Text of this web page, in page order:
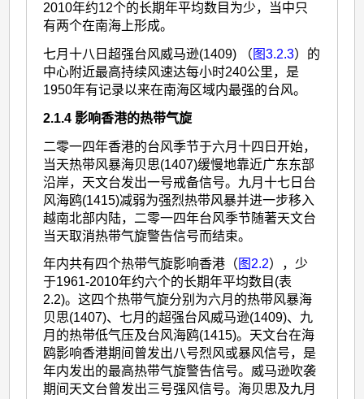
2010年约12个的长期年平均数目为少，当中只
有两个在南海上形成。
七月十八日超强台风威马逊(1409) （ 图3.2.3）的
中心附近最高持续风速达每小时240公里，是
1950年有记录以来在南海区域内最强的台风。
2.1.4 影响香港的热带气旋
二零一四年香港的台风季节于六月十四日开始，
当天热带风暴海贝思(1407)缓慢地靠近广东东部
沿岸，天文台发出一号戒备信号。九月十七日台
风海鸥(1415)减弱为强烈热带风暴并进一步移入
越南北部内陆，二零一四年台风季节随著天文台
当天取消热带气旋警告信号而结束。
年内共有四个热带气旋影响香港（ 图2.2），少
于1961-2010年约六个的长期年平均数目(表
2.2)。这四个热带气旋分别为六月的热带风暴海
贝思(1407)、七月的超强台风威马逊(1409)、九
月的热带低气压及台风海鸥(1415)。天文台在海
鸥影响香港期间曾发出八号烈风或暴风信号，是
年内发出的最高热带气旋警告信号。威马逊吹袭
期间天文台曾发出三号强风信号。海贝思及九月